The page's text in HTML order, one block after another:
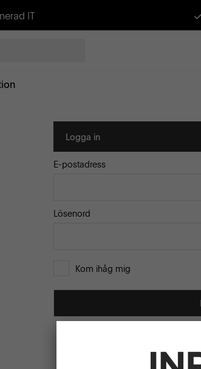
IT
Logga in
E-postadress
Lösenord
Kom ihåg mig